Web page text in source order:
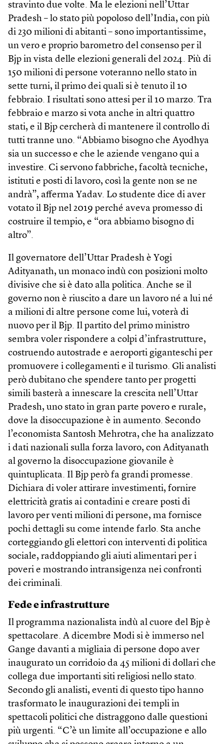
stravinto due volte. Ma le elezioni nell’Uttar
Pradesh – lo stato più popoloso dell’India, con più
di 230 milioni di abitanti – sono importantissime,
un vero e proprio barometro del consenso per il
Bjp in vista delle elezioni generali del 2024. Più di
150 milioni di persone voteranno nello stato in
sette turni, il primo dei quali si è tenuto il 10
febbraio. I risultati sono attesi per il 10 marzo. Tra
febbraio e marzo si vota anche in altri quattro
stati, e il Bjp cercherà di mantenere il controllo di
tutti tranne uno. “Abbiamo bisogno che Ayodhya
sia un successo e che le aziende vengano qui a
investire. Ci servono fabbriche, facoltà tecniche,
istituti e posti di lavoro, così la gente non se ne
andrà”, afferma Yadav. Lo studente dice di aver
votato il Bjp nel 2019 perché aveva promesso di
costruire il tempio, e “ora abbiamo bisogno di
altro”.
Il governatore dell’Uttar Pradesh è Yogi
Adityanath, un monaco indù con posizioni molto
divisive che si è dato alla politica. Anche se il
governo non è riuscito a dare un lavoro né a lui né
a milioni di altre persone come lui, voterà di
nuovo per il Bjp. Il partito del primo ministro
sembra voler rispondere a colpi d’infrastrutture,
costruendo autostrade e aeroporti giganteschi per
promuovere i collegamenti e il turismo. Gli analisti
però dubitano che spendere tanto per progetti
simili basterà a innescare la crescita nell’Uttar
Pradesh, uno stato in gran parte povero e rurale,
dove la disoccupazione è in aumento. Secondo
l’economista Santosh Mehrotra, che ha analizzato
i dati nazionali sulla forza lavoro, con Adityanath
al governo la disoccupazione giovanile è
quintuplicata. Il Bjp però fa grandi promesse.
Dichiara di voler attirare investimenti, fornire
elettricità gratis ai contadini e creare posti di
lavoro per venti milioni di persone, ma fornisce
pochi dettagli su come intende farlo. Sta anche
corteggiando gli elettori con interventi di politica
sociale, raddoppiando gli aiuti alimentari per i
poveri e mostrando intransigenza nei confronti
dei criminali.
Fede e infrastrutture
Il programma nazionalista indù al cuore del Bjp è
spettacolare. A dicembre Modi si è immerso nel
Gange davanti a migliaia di persone dopo aver
inaugurato un corridoio da 45 milioni di dollari che
collega due importanti siti religiosi nello stato.
Secondo gli analisti, eventi di questo tipo hanno
trasformato le inaugurazioni dei templi in
spettacoli politici che distraggono dalle questioni
più urgenti. “C’è un limite all’occupazione e allo